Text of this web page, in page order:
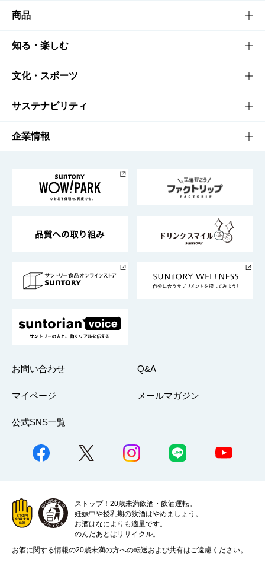
商品
商品TOP
商品一覧
商品発売情報
栄養成分一覧
知る・楽しむ
知る・楽しむTOP
キャンペーン
工場見学
地域情報
文化・スポーツ
文化・スポーツTOP
サントリーホール
サントリーサンバーズ大阪
サステナビリティ
サステナビリティTOP
サントリーが考えるサステナビリティ経営
企業情報
企業概要
採用情報
お問い合わせ Q&A
マイページ メールマガジン
公式SNS一覧
ストップ！20歳未満飲酒・飲酒運転。
妊娠中や授乳期の飲酒はやめましょう。
お酒はなによりも適量です。
のんだあとはリサイクル。
お酒に関する情報の20歳未満の方への転送および共有はご遠慮ください。